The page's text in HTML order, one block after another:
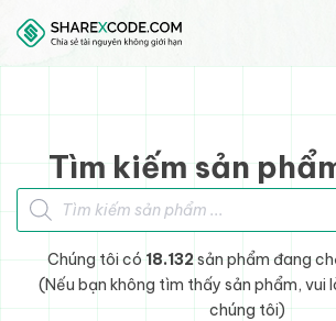
Skip to main content
Skip to footer
Tìm kiếm sản
Tìm kiếm sản phẩm
Chúng tôi có 18.132sản phẩm đang
(Nếu bạn không tìm thấy sản phẩm, vui
chúng tôi)